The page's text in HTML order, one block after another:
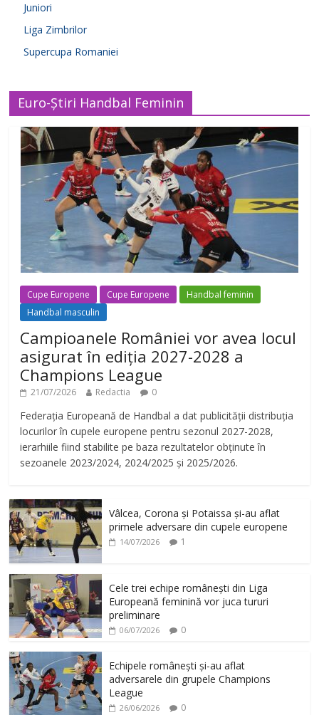
Juniori
Liga Zimbrilor
Supercupa Romaniei
Euro-Știri Handbal Feminin
Cupe Europene Cupe Europene
Handbal feminin
Handbal masculin
Campioanele României vor avea locul
asigurat în ediția 2027-2028 a
Champions League
21/07/2026 Redactia 0
Federația Europeană de Handbal a dat publicității distribuția
locurilor în cupele europene pentru sezonul 2027-2028,
ierarhiile fiind stabilite pe baza rezultatelor obținute în
sezoanele 2023/2024, 2024/2025 și 2025/2026.
Vâlcea, Corona și Potaissa și-au aflat
primele adversare din cupele europene
14/07/2026 1
Cele trei echipe românești din Liga
Europeană feminină vor juca tururi
preliminare
06/07/2026 0
Echipele românești și-au aflat
adversarele din grupele Champions
League
26/06/2026 0